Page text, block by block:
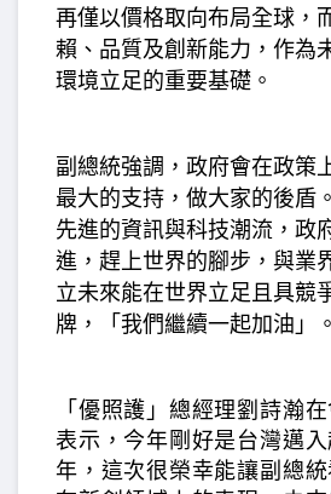
再僅以價格取向布局全球，
賴、品質及創新能力，作為
環境立足的重要基礎。
副總統強調，政府會在政策
最大的支持，做大家的後盾
先進的資訊與科技潮流，政
進，趕上世界的腳步，與業
立未來能在世界立足且具競
牌，「我們繼續一起加油」。
「優照護」總經理劉詩瀚
表示，今年剛好是台灣邁
年，這次很榮幸能讓副總統